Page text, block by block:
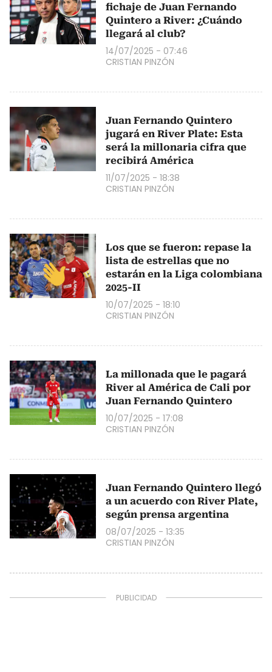
fichaje de Juan Fernando
Quintero a River: ¿Cuándo
llegará al club?
14/07/2025 - 07:46
CRISTIAN PINZÓN
Juan Fernando Quintero
jugará en River Plate: Esta
será la millonaria cifra que
recibirá América
11/07/2025 - 18:38
CRISTIAN PINZÓN
Los que se fueron: repase la
lista de estrellas que no
estarán en la Liga colombiana
2025-II
10/07/2025 - 18:10
CRISTIAN PINZÓN
La millonada que le pagará
River al América de Cali por
Juan Fernando Quintero
10/07/2025 - 17:08
CRISTIAN PINZÓN
Juan Fernando Quintero llegó
a un acuerdo con River Plate,
según prensa argentina
08/07/2025 - 13:35
CRISTIAN PINZÓN